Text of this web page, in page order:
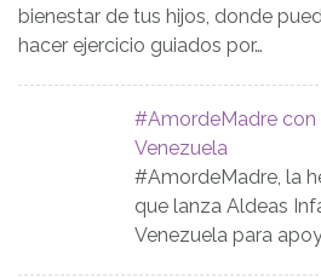
bienestar de tus hijos, donde
hacer ejercicio guiados por…
#AmordeMadre con
Venezuela
#AmordeMadre, la
que lanza Aldeas
Venezuela para